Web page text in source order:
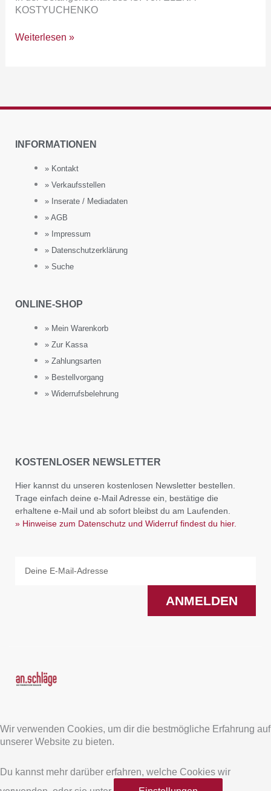
KOSTYUCHENKO
Weiterlesen »
INFORMATIONEN
» Kontakt
» Verkaufsstellen
» Inserate / Mediadaten
» AGB
» Impressum
» Datenschutzerklärung
» Suche
ONLINE-SHOP
» Mein Warenkorb
» Zur Kassa
» Zahlungsarten
» Bestellvorgang
» Widerrufsbelehrung
KOSTENLOSER NEWSLETTER
Hier kannst du unseren kostenlosen Newsletter bestellen.
Trage einfach deine e-Mail Adresse ein, bestätige die
erhaltene e-Mail und ab sofort bleibst du am Laufenden.
» Hinweise zum Datenschutz und Widerruf findest du hier.
ANMELDEN
a
e
Wir verwenden Cookies, um dir die bestmögliche Erfahrung auf
unserer Website zu bieten.
Du kannst mehr darüber erfahren, welche Cookies wir